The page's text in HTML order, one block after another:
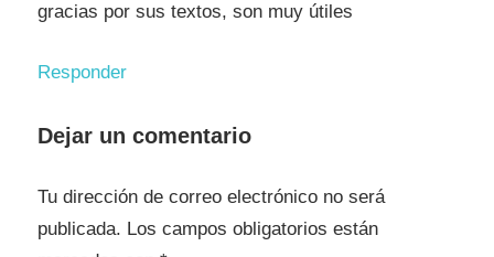
gracias por sus textos, son muy útiles
Responder
Dejar un comentario
Tu dirección de correo electrónico no será
publicada. Los campos obligatorios están